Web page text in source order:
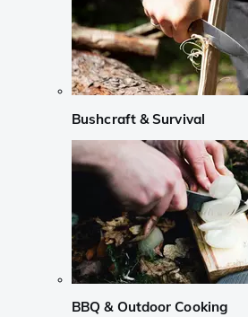
Bushcraft & Survival
BBQ & Outdoor Cooking